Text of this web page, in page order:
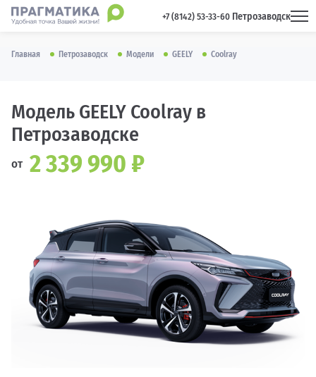
+7 (8142) 53-33-60 Петрозаводск
Главная Петрозаводск Модели GEELY Coolray
Модель GEELY Coolray в
Петрозаводске
от 2 339 990 ₽